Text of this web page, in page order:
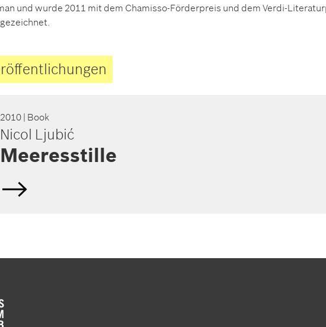
und wurde 2011 mit dem Chamisso-Förderpreis und dem Verdi-
2010 | Book
Nicol Ljubić
Meeresstille